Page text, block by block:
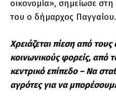
οικονομία», σημείωσε
του ο δήμαρχος Παγγαίου.
Χρειάζεται πίεση από τους
κοινωνικούς φορείς, από
κεντρικό επίπεδο – Να
αγρότες για να